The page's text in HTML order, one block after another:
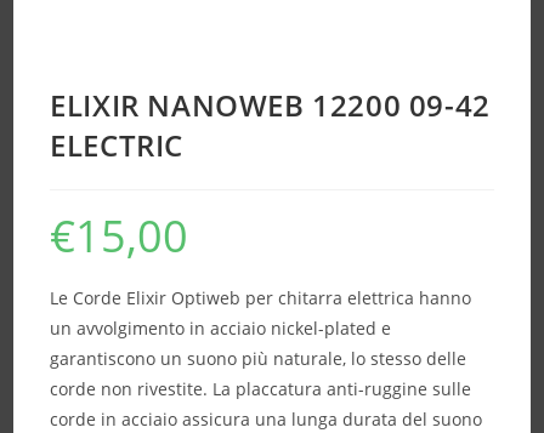
ELIXIR NANOWEB 12200 09-42
ELECTRIC
€15,00
Le Corde Elixir Optiweb per chitarra elettrica hanno
un avvolgimento in acciaio nickel-plated e
garantiscono un suono più naturale, lo stesso delle
corde non rivestite. La placcatura anti-ruggine sulle
corde in acciaio assicura una lunga durata del suono